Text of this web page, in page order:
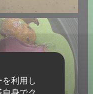
利用し